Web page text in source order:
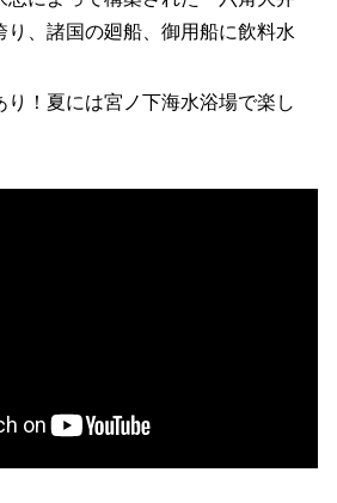
り、諸国の廻船、御用船に飲料水
り！夏には宮ノ下海水浴場で楽し